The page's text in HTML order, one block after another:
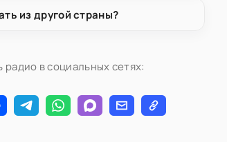
из другой страны?
в социальных сетях: